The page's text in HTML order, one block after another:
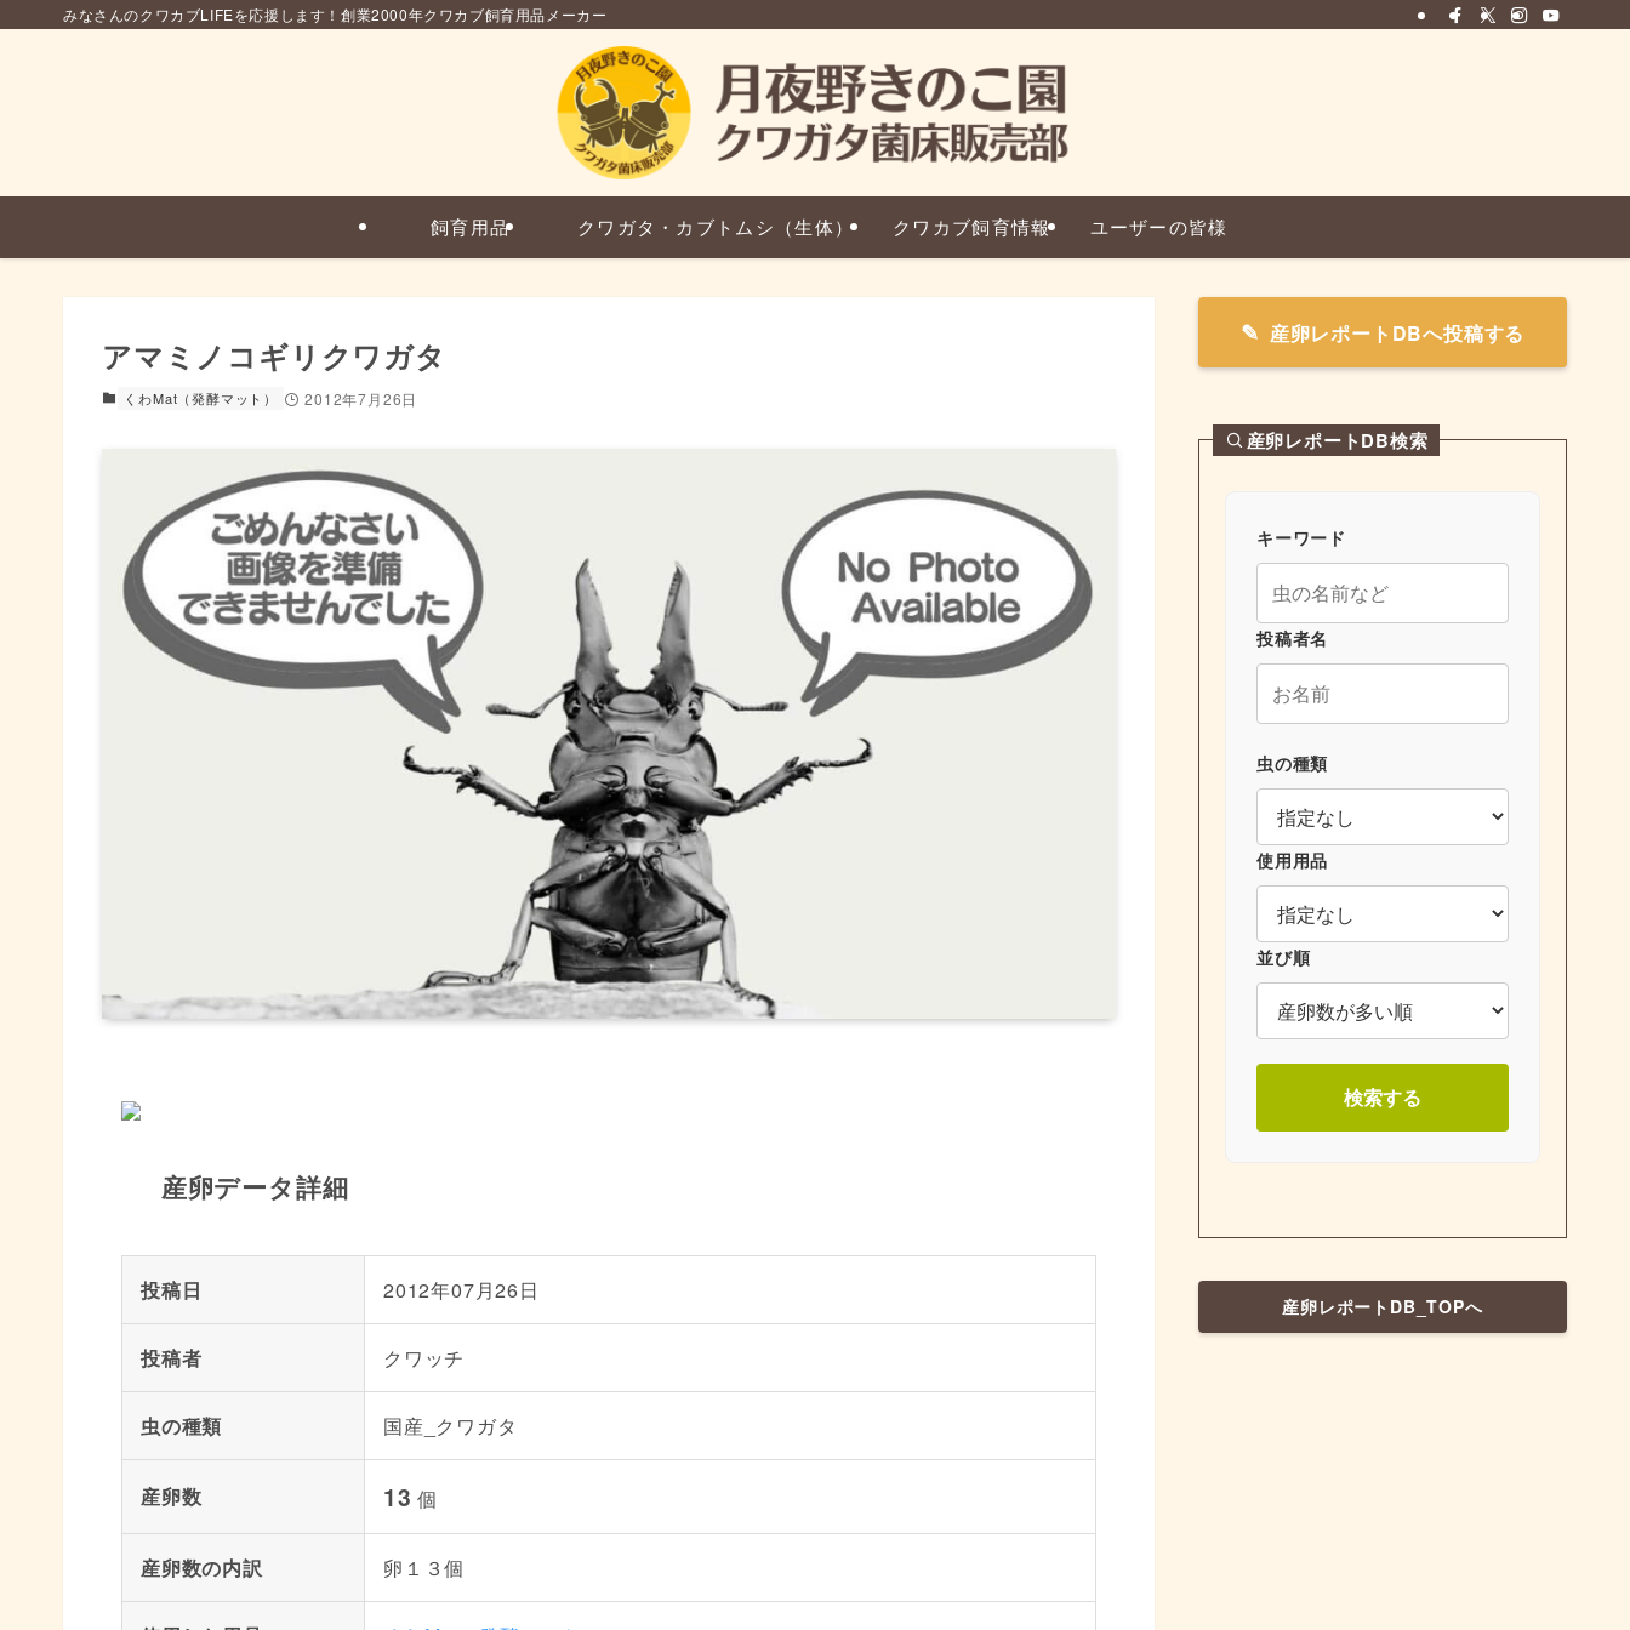
みなさんのクワカブLIFEを応援します！創業2000年クワカブ飼育用品メーカー
飼育用品 クワガタ・カブトムシ（生体） クワカブ飼育情報 ユーザーの皆様
アマミノコギリクワガタ
くわMat（発酵マット） 2012年7月26日
産卵データ詳細
投稿日 2012年07月26日
投稿者 クワッチ
虫の種類 国産_クワガタ
産卵数 13 個
産卵数の内訳 卵１３個
産卵レポートDBへ投稿する
産卵レポートDB検索
キーワード
投稿者名
虫の種類
使用用品
並び順
検索する
産卵レポートDB_TOPへ